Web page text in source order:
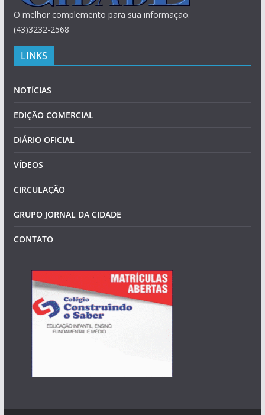
O melhor complemento para sua informação.
(43)3232-2568
LINKS
NOTÍCIAS
EDIÇÃO COMERCIAL
DIÁRIO OFICIAL
VÍDEOS
CIRCULAÇÃO
GRUPO JORNAL DA CIDADE
CONTATO